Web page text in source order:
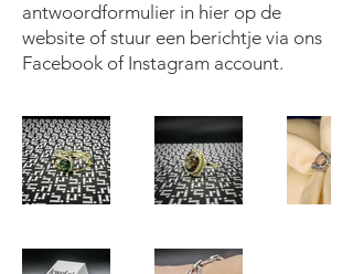
antwoordformulier in hier op de
website of stuur een berichtje via ons
Facebook of Instagram account.